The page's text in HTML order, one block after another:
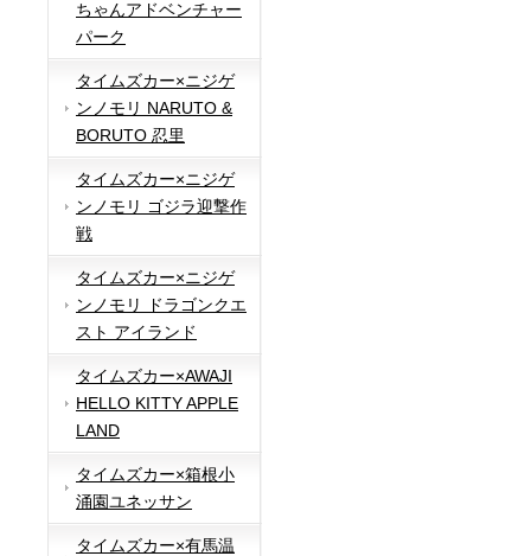
ちゃんアドベンチャー
パーク
タイムズカー×ニジゲ
ンノモリ NARUTO &
BORUTO 忍里
タイムズカー×ニジゲ
ンノモリ ゴジラ迎撃作
戦
タイムズカー×ニジゲ
ンノモリ ドラゴンクエ
スト アイランド
タイムズカー×AWAJI
HELLO KITTY APPLE
LAND
タイムズカー×箱根小
涌園ユネッサン
タイムズカー×有馬温